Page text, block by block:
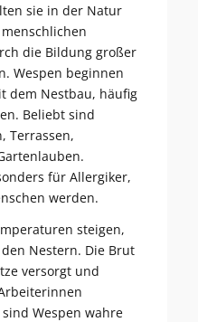
sie in der Natur
die Bildung großer
Wespen beginnen
dem Nestbau, häufig
Beliebt sind
Terrassen,
für Allergiker,
werden.
steigen,
Nestern. Die Brut
versorgt und
Wespen wahre